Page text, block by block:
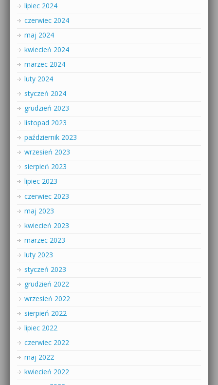
lipiec 2024
czerwiec 2024
maj 2024
kwiecień 2024
marzec 2024
luty 2024
styczeń 2024
grudzień 2023
listopad 2023
październik 2023
wrzesień 2023
sierpień 2023
lipiec 2023
czerwiec 2023
maj 2023
kwiecień 2023
marzec 2023
luty 2023
styczeń 2023
grudzień 2022
wrzesień 2022
sierpień 2022
lipiec 2022
czerwiec 2022
maj 2022
kwiecień 2022